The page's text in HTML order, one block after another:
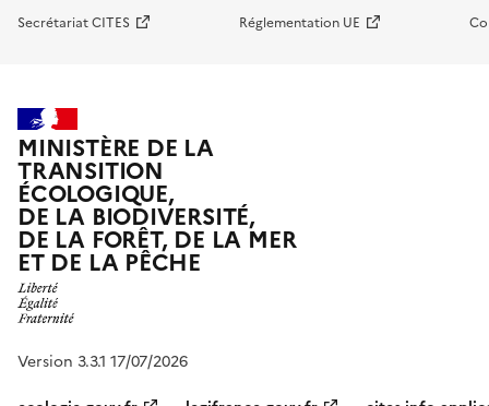
Secrétariat CITES Réglementation UE
MINISTÈRE DE LA
TRANSITION
ÉCOLOGIQUE,
DE LA BIODIVERSITÉ,
DE LA FORÊT, DE LA MER
ET DE LA PÊCHE
Version 3.3.1 17/07/2026